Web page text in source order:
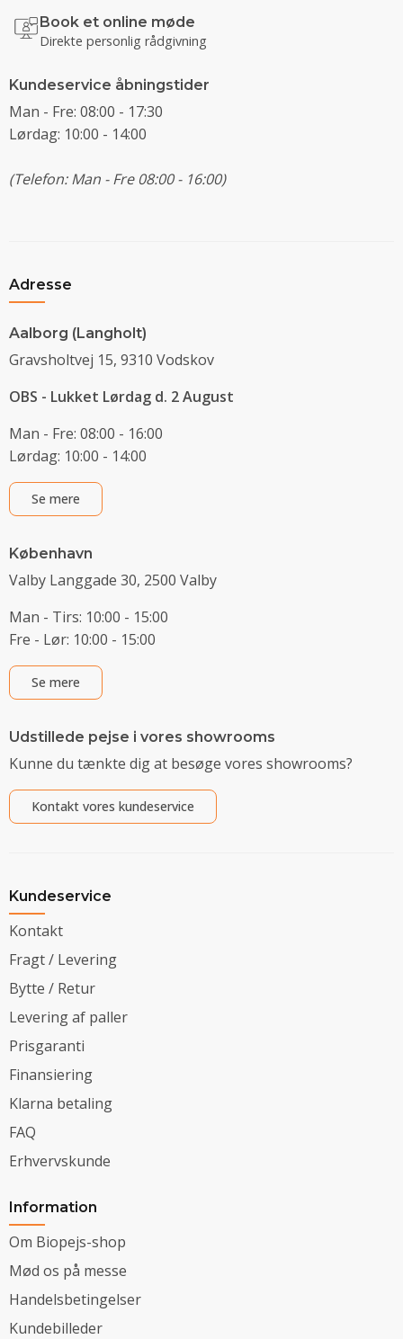
Book et online møde
Direkte personlig rådgivning
Kundeservice åbningstider
Man - Fre: 08:00 - 17:30
Lørdag: 10:00 - 14:00
(Telefon: Man - Fre 08:00 - 16:00)
Adresse
Aalborg (Langholt)
Gravsholtvej 15, 9310 Vodskov
OBS - Lukket Lørdag d. 2 August
Man - Fre: 08:00 - 16:00
Lørdag: 10:00 - 14:00
Se mere
København
Valby Langgade 30, 2500 Valby
Man - Tirs: 10:00 - 15:00
Fre - Lør: 10:00 - 15:00
Se mere
Udstillede pejse i vores showrooms
Kunne du tænkte dig at besøge vores showrooms?
Kontakt vores kundeservice
Kundeservice
Kontakt
Fragt / Levering
Bytte / Retur
Levering af paller
Prisgaranti
Finansiering
Klarna betaling
FAQ
Erhvervskunde
Information
Om Biopejs-shop
Mød os på messe
Handelsbetingelser
Kundebilleder